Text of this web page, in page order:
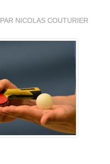
PAR NICOLAS COUTURIER